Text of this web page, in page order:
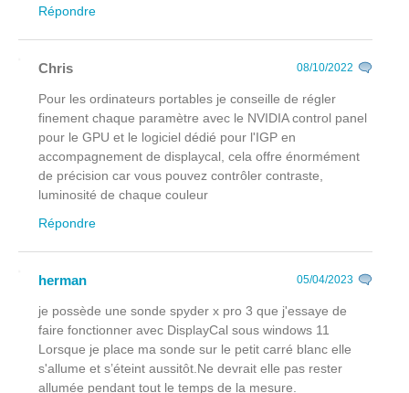
Répondre
Chris 08/10/2022
Pour les ordinateurs portables je conseille de régler
finement chaque paramètre avec le NVIDIA control panel
pour le GPU et le logiciel dédié pour l'IGP en
accompagnement de displaycal, cela offre énormément
de précision car vous pouvez contrôler contraste,
luminosité de chaque couleur
Répondre
herman 05/04/2023
je possède une sonde spyder x pro 3 que j'essaye de
faire fonctionner avec DisplayCal sous windows 11
Lorsque je place ma sonde sur le petit carré blanc elle
s'allume et s’éteint aussitôt.Ne devrait elle pas rester
allumée pendant tout le temps de la mesure.